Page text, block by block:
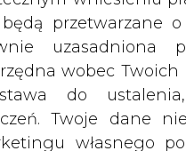
przetwarzane
uzasadniona
wobec
do
Twoje dane
własnego
Trwa już też
do
BGK i
do 1 mld zł, a ING